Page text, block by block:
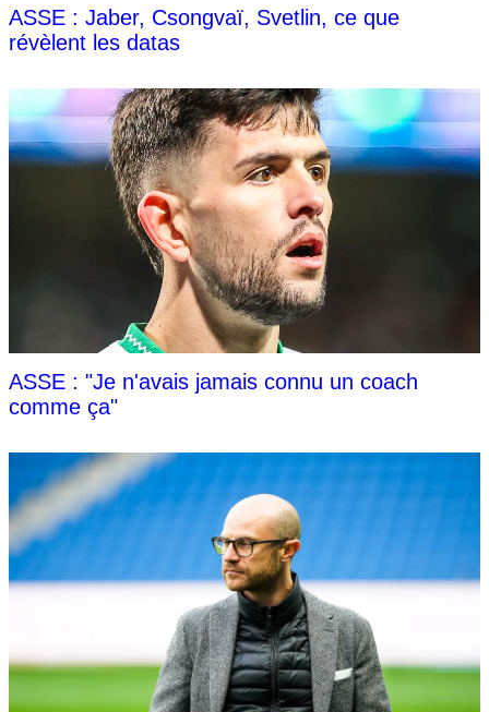
ASSE : Jaber, Csongvaï, Svetlin, ce que
révèlent les datas
ASSE : "Je n'avais jamais connu un coach
comme ça"